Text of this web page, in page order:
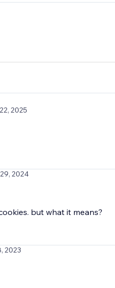
2025
2024
but what it means?
2023